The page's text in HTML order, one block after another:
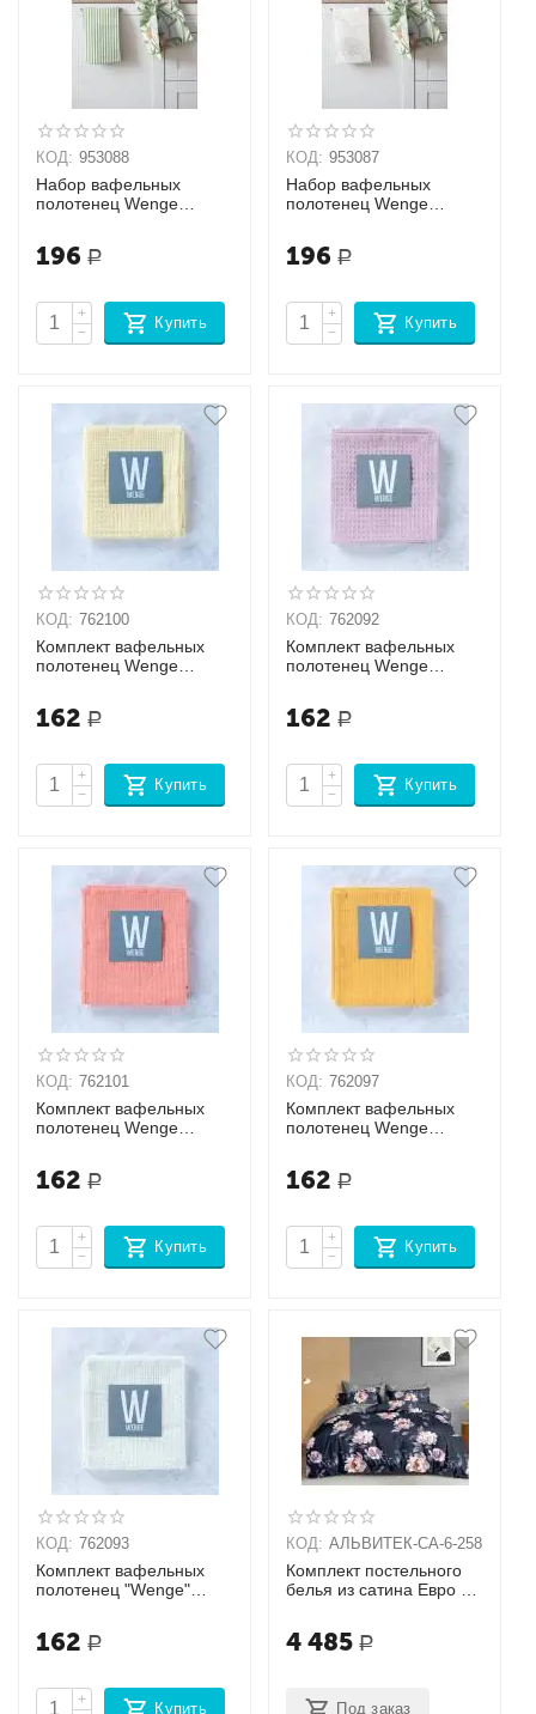
КОД: 953088
Набор вафельных
полотенец Wenge
196 Р
+
−
Купить
КОД: 953087
Набор вафельных
полотенец Wenge
196 Р
+
−
Купить
КОД: 762100
Комплект вафельных
полотенец Wenge
162 Р
+
−
Купить
КОД: 762092
Комплект вафельных
полотенец Wenge
162 Р
+
−
Купить
КОД: 762101
Комплект вафельных
полотенец Wenge
162 Р
+
−
Купить
КОД: 762097
Комплект вафельных
полотенец Wenge
162 Р
+
−
Купить
КОД: 762093
Комплект вафельных
полотенец "Wenge"
162 Р
+
Купить
КОД: АЛЬВИТЕК-CA-6-258
Комплект постельного
белья из сатина Евро +
4 485 Р
Под заказ